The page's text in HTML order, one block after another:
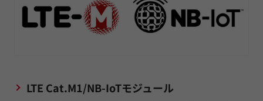
LTE Cat.M1/NB-IoTモジュール